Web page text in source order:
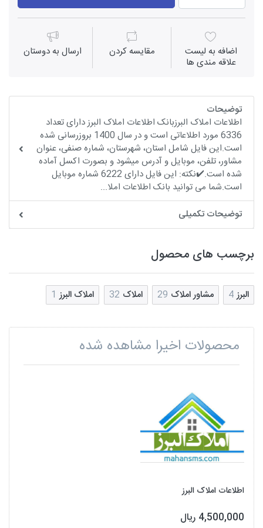
اضافه به لیست
علاقه مندی ها
مقايسه كردن ارسال به دوستان
توضیحات
اطلاعات املاک البرزبانک اطلاعات املاک البرز دارای تعداد
6336 مورد اطلاعاتی است و در سال 1400 بروزرسانی شده
است.این فایل شامل استان، شهرستان، شماره صنفی، عنوان
مشاور، تلفن، موبایل و آدرس میشود و بصورت اکسل آماده
شده است.✔️نکته: این فایل دارای 6222 شماره موبایل
است.شما می توانید بانک اطلاعات املا...
توضیحات تکمیلی
برچسب های محصول
البرز 4 مشاور املاک 29 املاک 32 املاک البرز 1
محصولات اخیرا مشاهده شده
اطلاعات املاک البرز
4,500,000 ریال